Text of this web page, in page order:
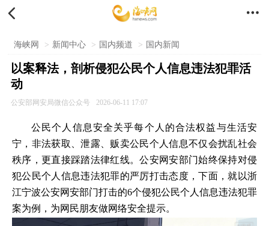
 
海峡网 > 新闻中心 > 国内频道 > 国内新闻
以案释法，剖析侵犯公民个人信息违法犯罪活
动
公安部网安局微信公众号 2026-06-11 17:07
公民个人信息安全关乎每个人的合法权益与生活安
宁，非法获取、泄露、贩卖公民个人信息不仅会扰乱社会
秩序，更直接踩踏法律红线。公安网安部门始终保持对侵
犯公民个人信息违法犯罪的严厉打击态度，下面，就以浙
江宁波公安网安部门打击的6个侵犯公民个人信息违法犯罪
案为例，为网民朋友做网络安全提示。